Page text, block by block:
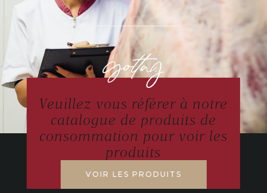
Veuillez vous référer à notre
catalogue de produits de
consommation pour voir les
produits
VOIR LES PRODUITS